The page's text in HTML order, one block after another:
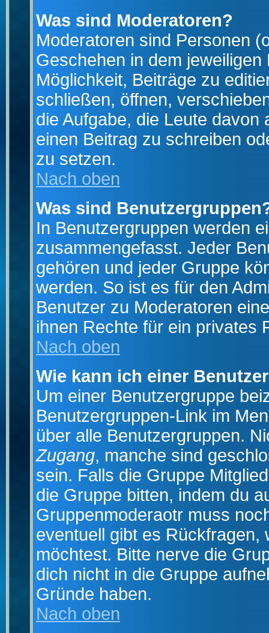
Was sind Moderatoren?
Moderatoren sind Personen
Geschehen in dem
Möglichkeit, Beiträge zu
schließen, öffnen,
die Aufgabe, die Leute
einen Beitrag zu schreiben
zu setzen.
Nach oben
Was sind
In Benutzergruppen werden
zusammengefasst. Jeder
gehören und jeder Gruppe
werden. So ist es für den
Benutzer zu Moderatoren
ihnen Rechte für ein privates
Nach oben
Wie kann ich einer
Um einer Benutzergruppe
Benutzergruppen-Link im
über alle Benutzergruppen.
Zugang, manche sind
sein. Falls die Gruppe
die Gruppe bitten, indem du
Gruppenmoderaotr muss
eventuell gibt es
möchtest. Bitte nerve die
dich nicht in die Gruppe
Gründe haben.
Nach oben